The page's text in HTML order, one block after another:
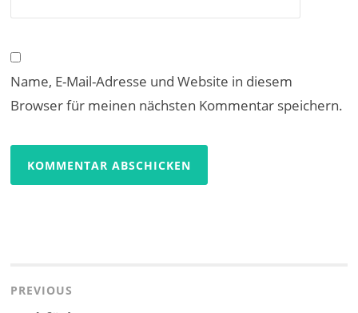
Name, E-Mail-Adresse und Website in diesem
Browser für meinen nächsten Kommentar speichern.
PREVIOUS